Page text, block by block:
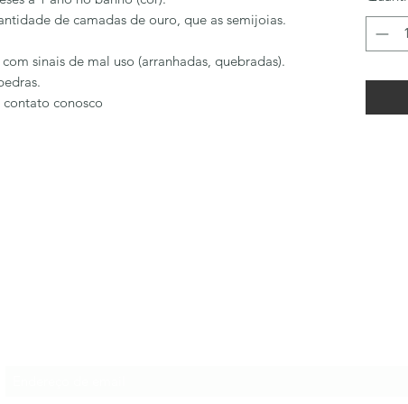
de camadas de ouro, que as semijoias.
sinais de mal uso (arranhadas, quebradas).
contato conosco